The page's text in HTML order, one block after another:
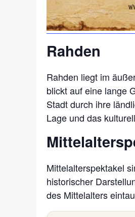
Rahden
Rahden liegt im
blickt auf eine lange
Stadt durch ihre
Lage und das
Mittelalterspektakel
historischer
des Mittelalters